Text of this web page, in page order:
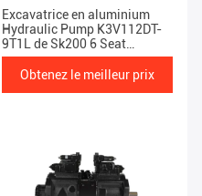
Excavatrice en aluminium
Hydraulic Pump K3V112DT-
9T1L de Sk200 6 Seat
Kobelco
Obtenez le meilleur prix